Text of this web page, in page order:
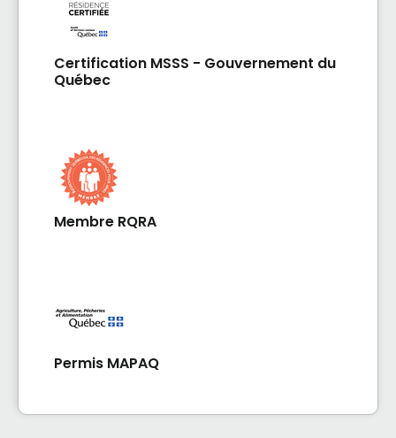
Certification MSSS - Gouvernement du
Québec
Membre RQRA
Permis MAPAQ